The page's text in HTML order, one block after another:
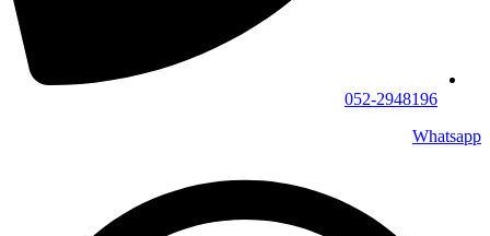
052-2948196
Whatsapp